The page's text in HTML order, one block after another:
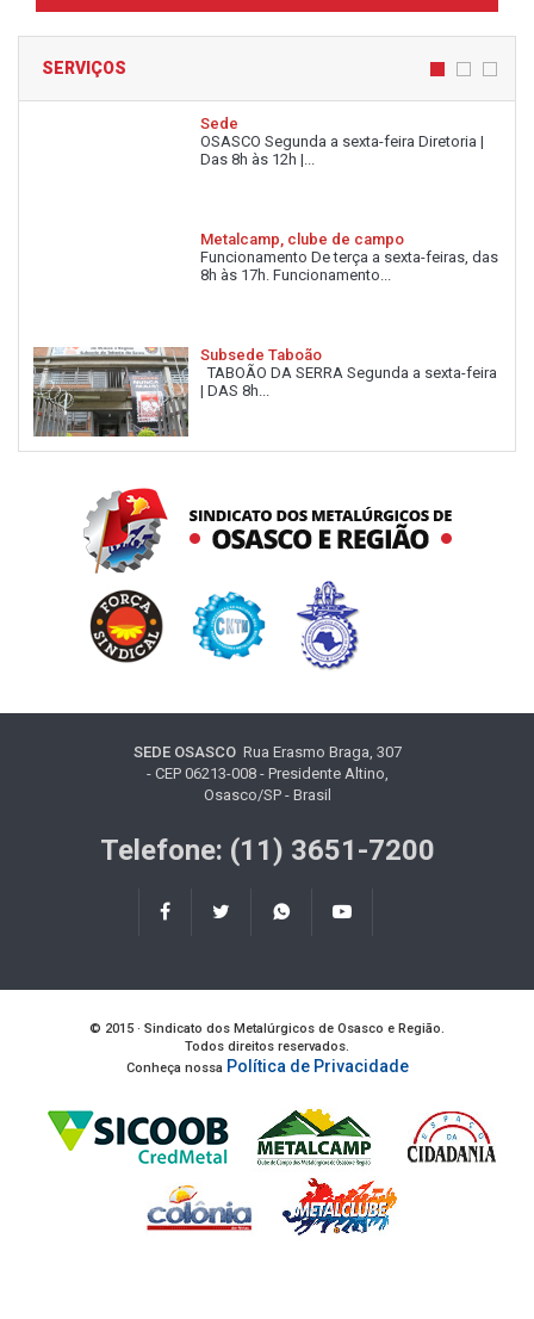
SERVIÇOS
Sede
OSASCO Segunda a sexta-feira Diretoria |
Das 8h às 12h |...
Metalcamp, clube de campo
Funcionamento De terça a sexta-feiras, das
8h às 17h. Funcionamento...
Subsede Taboão
TABOÃO DA SERRA Segunda a sexta-feira
| DAS 8h...
SEDE OSASCORua Erasmo Braga, 307
- CEP 06213-008 - Presidente Altino,
Osasco/SP - Brasil
Telefone: (11) 3651-7200
© 2015 · Sindicato dos Metalúrgicos de Osasco e Região.
Todos direitos reservados.
Conheça nossa Política de Privacidade